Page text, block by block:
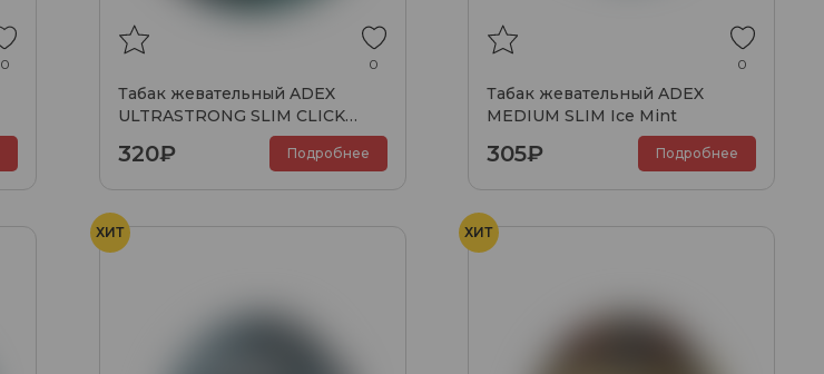
0 0
Табак жевательный ADEX
ULTRASTRONG SLIM CLICK
320₽ Подробнее
0
Табак жевательный ADEX
MEDIUM SLIM Ice Mint
305₽ Подробнее
ХИТ ХИТ